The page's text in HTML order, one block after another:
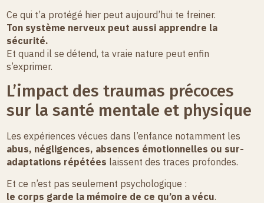
Ce qui t’a protégé hier peut aujourd’hui te freiner.
Ton système nerveux peut aussi apprendre la
sécurité.
Et quand il se détend, ta vraie nature peut enfin
s’exprimer.
L’impact des traumas précoces
sur la santé mentale et physique
Les expériences vécues dans l’enfance notamment les
abus, négligences, absences émotionnelles ou sur-
adaptations répétées laissent des traces profondes.
Et ce n’est pas seulement psychologique :
le corps garde la mémoire de ce qu’on a vécu.